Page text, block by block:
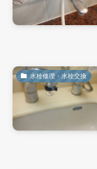
水栓修理・水栓交換